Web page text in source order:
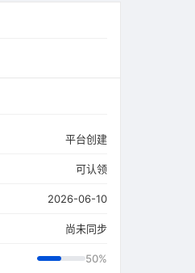
平台创建
可认领
2026-06-10
尚未同步
50%